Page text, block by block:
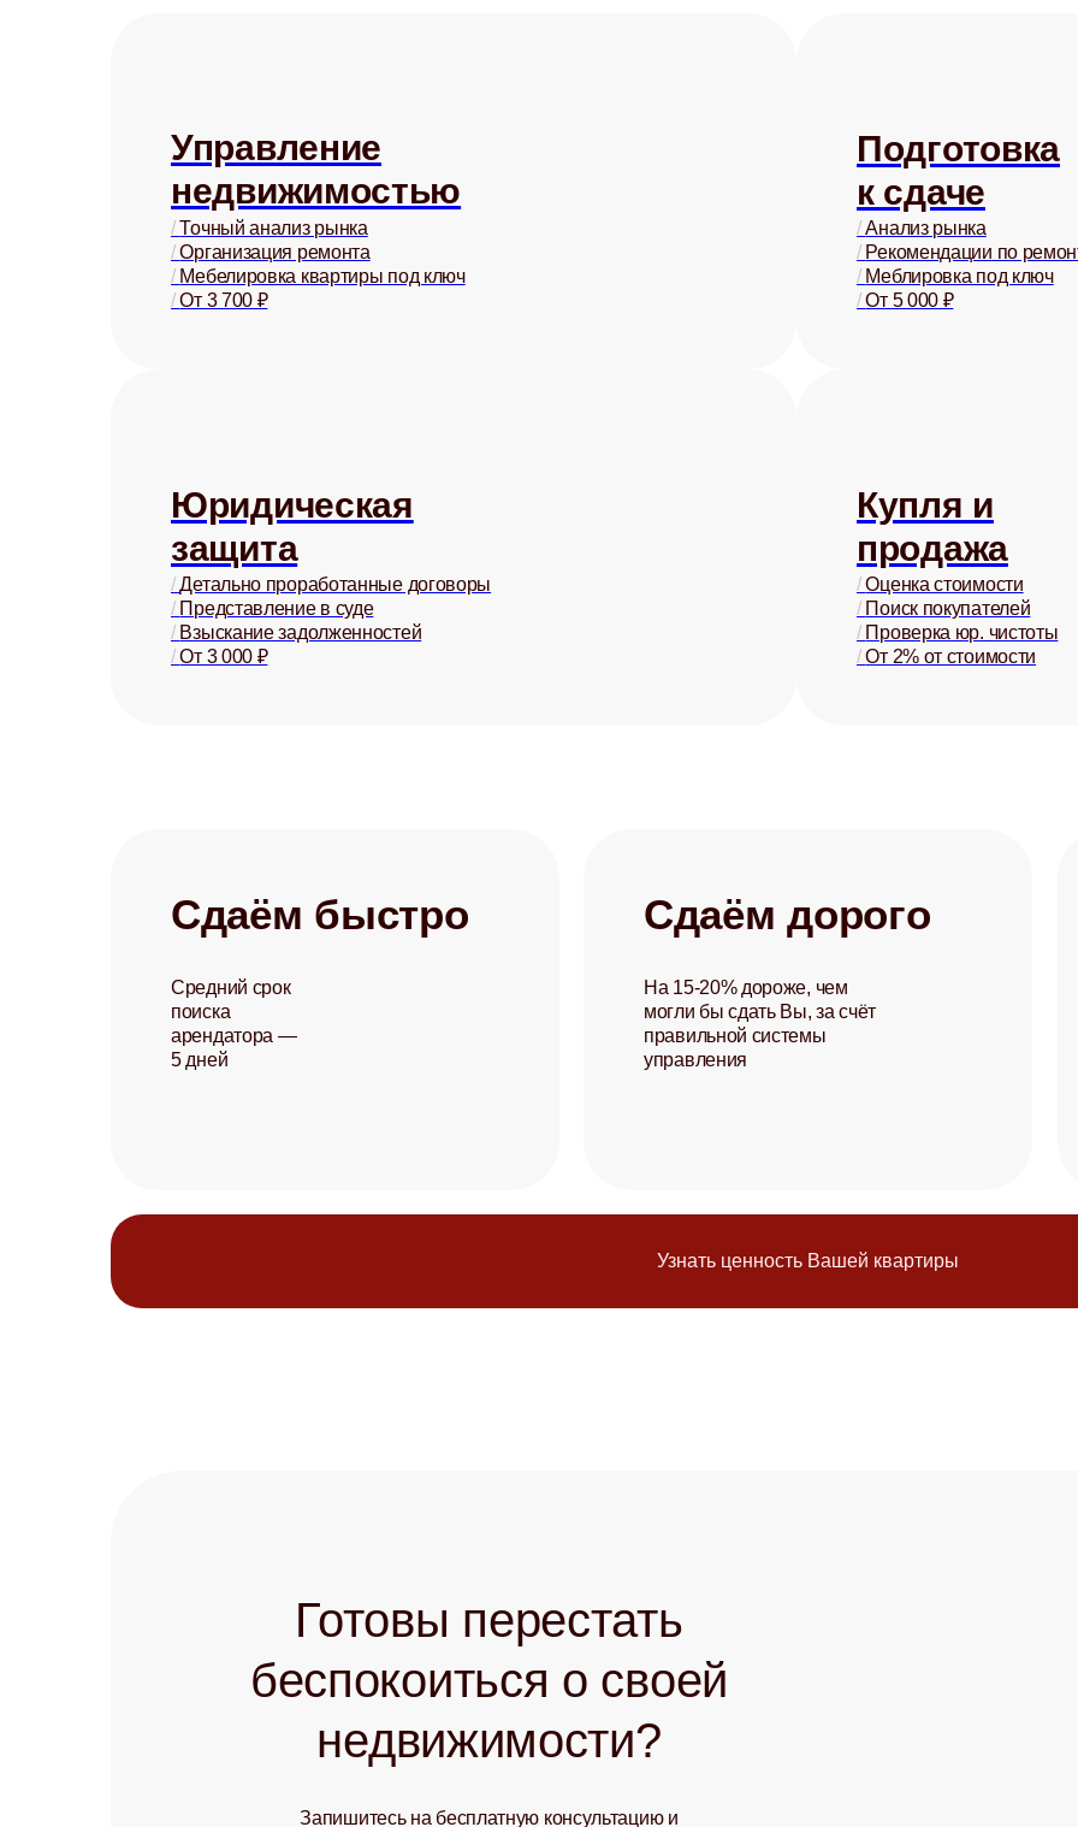
Управление
недвижимостью
/Точный анализ рынка
/Организация ремонта
/ Мебелировка квартиры под ключ
/От 3 700 ₽
Подготовка
к сдаче
/Анализ рынка
/ Рекомендации по
/ Меблировка под ключ
/От 5 000 ₽
Юридическая
защита
/Детально проработанные договоры
/ Представление в суде
/ Взыскание задолженностей
/От 3 000 ₽
Купля и
продажа
/Оценка стоимости
/ Поиск покупателей
/ Проверка юр. чистоты
/От 2% от стоимости
Средний срок
поиска
арендатора —
5 дней
Сдаём быстро
Узнать ценность Вашей квартиры
На 15-20% дороже, чем
могли бы сдать Вы, за счёт
правильной системы
управления
Сдаём дорого
Готовы перестать
беспокоиться о своей
недвижимости?
Запишитесь на бесплатную консультацию и